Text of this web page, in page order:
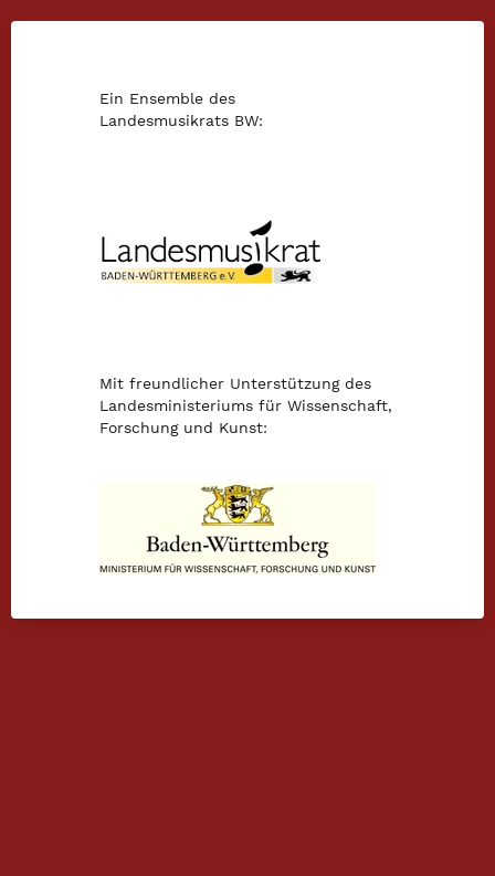
Ein Ensemble des
Landesmusikrats BW:
Mit freundlicher Unterstützung des
Landesministeriums für Wissenschaft,
Forschung und Kunst: